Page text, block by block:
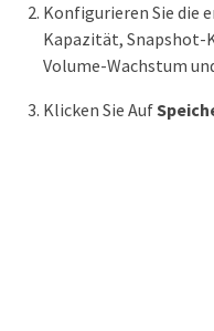
Konfigurieren Sie die
Kapazität,
Volume-Wachstum
Klicken Sie Auf